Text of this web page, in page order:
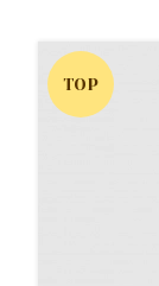
TOP